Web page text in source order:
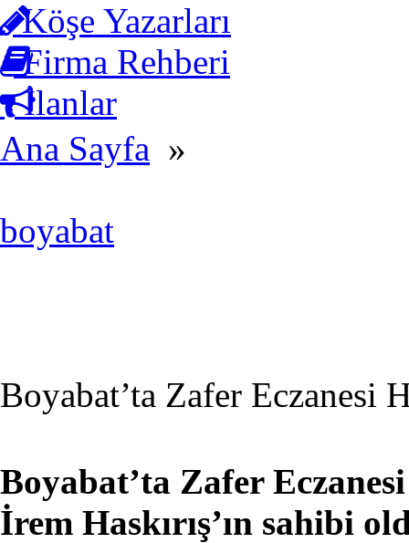
Köşe Yazarları
Firma Rehberi
İlanlar
Ana Sayfa »
boyabat
Boyabat’ta Zafer Eczanesi
Boyabat’ta Zafer Eczanesi
İrem Haskırış’ın sahibi